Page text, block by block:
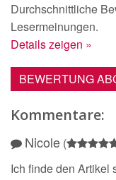
Durchschnittliche
Lesermeinungen.
Details zeigen »
BEWERTUNG
Kommentare:
Nicole (
Ich finde den Artikel